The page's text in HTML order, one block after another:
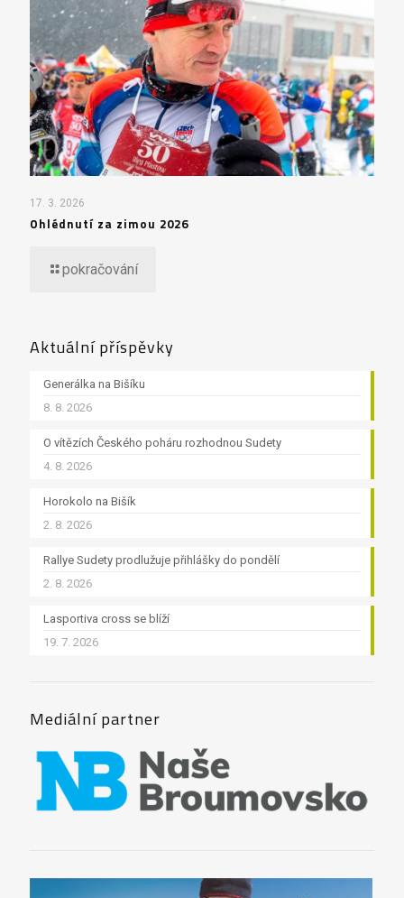
17. 3. 2026
Ohlédnutí za zimou 2026
pokračování
Aktuální příspěvky
Generálka na Bišíku
8. 8. 2026
O vítězích Českého poháru rozhodnou Sudety
4. 8. 2026
Horokolo na Bišík
2. 8. 2026
Rallye Sudety prodlužuje přihlášky do pondělí
2. 8. 2026
Lasportiva cross se blíží
19. 7. 2026
Mediální partner